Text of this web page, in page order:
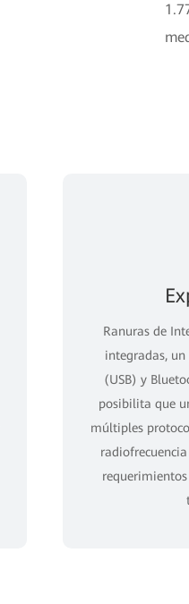
Ranuras de
integradas,
(USB) y
posibilita que
múltiples